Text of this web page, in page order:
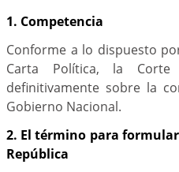
1. Competencia
Conforme a lo dispuesto
Carta Política, la Corte
definitivamente sobre la
Gobierno Nacional.
2. El término para
República